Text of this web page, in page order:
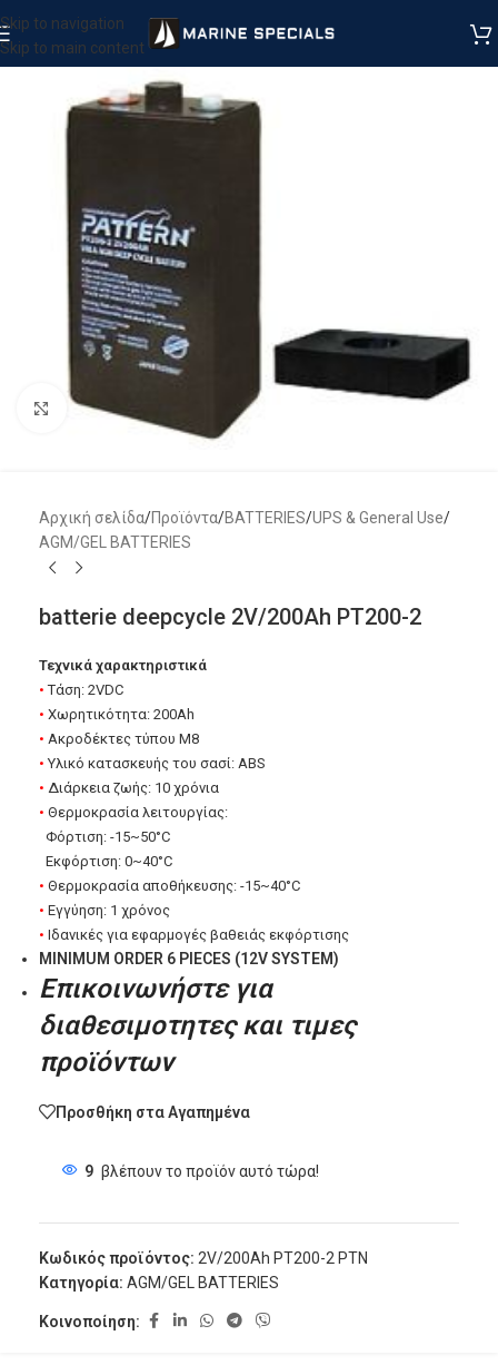
Skip to navigation
Skip to main content
Μεγέθυνση
Αρχική σελίδα/Προϊόντα/BATTERIES/UPS & General Use/
AGM/GEL BATTERIES
batterie deepcycle 2V/200Ah PT200-2
Τεχνικά χαρακτηριστικά
•Τάση: 2VDC
• Χωρητικότητα: 200Ah
• Ακροδέκτες τύπου M8
•Υλικό κατασκευής του σασί: ABS
• Διάρκεια ζωής: 10 χρόνια
• Θερμοκρασία λειτουργίας:
Φόρτιση: -15~50°C
Εκφόρτιση: 0~40°C
• Θερμοκρασία αποθήκευσης: -15~40°C
• Εγγύηση: 1 χρόνος
• Ιδανικές για εφαρμογές βαθειάς εκφόρτισης
MINIMUM ORDER 6 PIECES (12V SYSTEM)
Επικοινωνήστε για
διαθεσιμοτητες και τιμες
προϊόντων
Προσθήκη στα Αγαπημένα
9 βλέπουν το προϊόν αυτό τώρα!
Κωδικός προϊόντος: 2V/200Ah PT200-2 PTN
Κατηγορία: AGM/GEL BATTERIES
Κοινοποίηση: